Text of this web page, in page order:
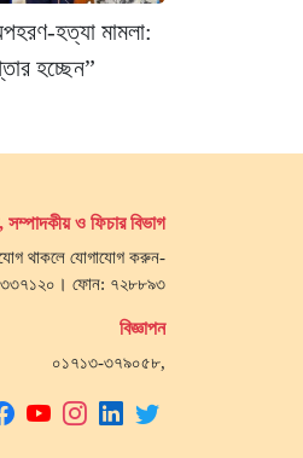
হত্যা মামলা:
হচ্ছেন”
সম্পাদকীয় ও ফিচার বিভাগ
থাকলে যোগাযোগ করুন-
ফোন: ৭২৮৮৯৩
বিজ্ঞাপন
০১৭১৩-৩৭৯০৫৮,